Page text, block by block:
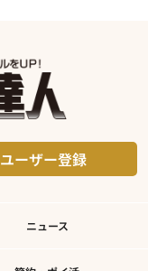
ユーザー登録
ニュース